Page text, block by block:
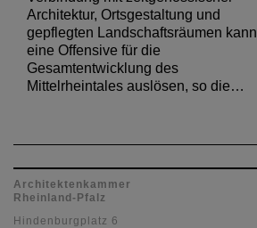
Architektur, Ortsgestaltung und
gepflegten Landschaftsräumen kann
eine Offensive für die
Gesamtentwicklung des
Mittelrheintales auslösen, so die…
Architektenkammer
Rheinland-Pfalz
Hindenburgplatz 6